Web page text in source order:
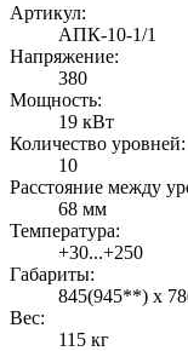
Артикул:
АПК-10-1/1
Напряжение:
380
Мощность:
19 кВт
Количество уровней:
10
Расстояние между
68 мм
Температура:
+30...+250
Габариты:
845(945**) х
Вес:
115 кг